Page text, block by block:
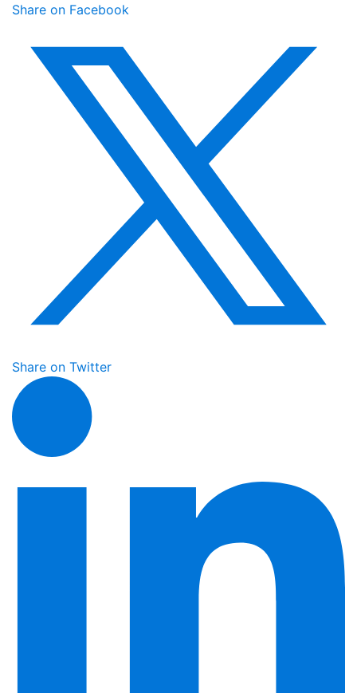
Share on Facebook
Share on Twitter